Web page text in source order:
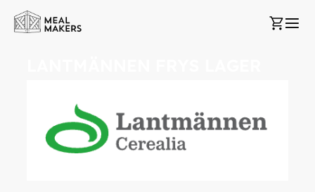
Hoppa
Min